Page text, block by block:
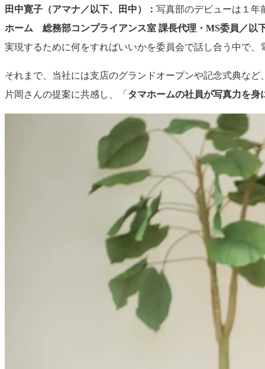
田中寛子（アマナ／以下、田中）： 写真部のデビューは１年
ホーム 総務部コンプライアンス室 課長代理・MS委員／以
実現するために何をすればいいかを委員会で話し合う中で
それまで、当社には支店のグランドオープンや記念式典な
片岡さんの提案に共感し、「 タマホームの社員が写真力を